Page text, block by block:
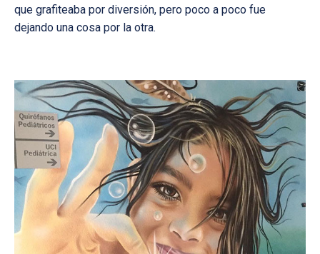
que grafiteaba por diversión, pero poco a poco fue
dejando una cosa por la otra.